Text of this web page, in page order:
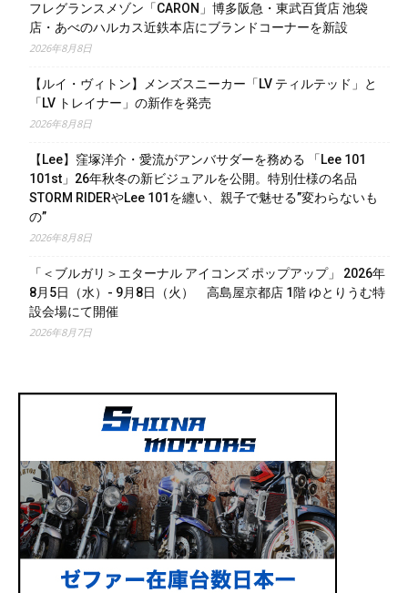
フレグランスメゾン「CARON」博多阪急・東武百貨店 池袋
店・あべのハルカス近鉄本店にブランドコーナーを新設
2026年8月8日
【ルイ・ヴィトン】メンズスニーカー「LV ティルテッド」と
「LV トレイナー」の新作を発売
2026年8月8日
【Lee】窪塚洋介・愛流がアンバサダーを務める 「Lee 101
101st」26年秋冬の新ビジュアルを公開。特別仕様の名品
STORM RIDERやLee 101を纏い、親子で魅せる”変わらないも
の”
2026年8月8日
「＜ブルガリ＞エターナル アイコンズ ポップアップ」 2026年
8月5日（水）- 9月8日（火） 高島屋京都店 1階 ゆとりうむ特
設会場にて開催
2026年8月7日